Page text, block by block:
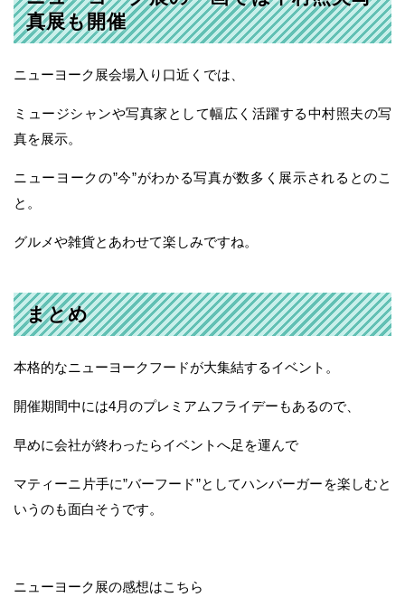
真展も開催
ニューヨーク展会場入り口近くでは、
ミュージシャンや写真家として幅広く活躍する中村照夫の写
真を展示。
ニューヨークの”今”がわかる写真が数多く展示されるとのこ
と。
グルメや雑貨とあわせて楽しみですね。
まとめ
本格的なニューヨークフードが大集結するイベント。
開催期間中には4月のプレミアムフライデーもあるので、
早めに会社が終わったらイベントへ足を運んで
マティーニ片手に”バーフード”としてハンバーガーを楽しむと
いうのも面白そうです。
ニューヨーク展の感想はこちら